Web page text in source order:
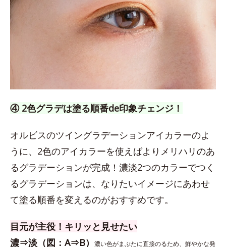
④ 2色グラデは塗る順番de印象チェンジ！
オルビスのツイングラデーションアイカラーのよ
うに、2色のアイカラーを使えばよりメリハリのあ
るグラデーションが完成！濃淡2つのカラーでつく
るグラデーションは、なりたいイメージにあわせ
て塗る順番を変えるのがおすすめです。
目元が主役！キリッと見せたい
濃⇒淡（図：A⇒B）
濃い色がまぶたに直接のるため、鮮やかな発